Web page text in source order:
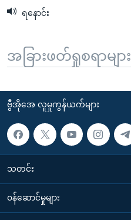
ရနောင်း
အခြားဖတ်ရှုစရာများ
ဗွီအိုအေ လူမှုကွန်ယက်များ
သတင်း
၀န်ဆောင်မှုများ